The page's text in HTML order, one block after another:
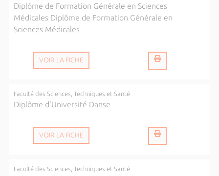
Diplôme de Formation Générale en Sciences
Médicales Diplôme de Formation Générale en
Sciences Médicales
VOIR LA FICHE
Faculté des Sciences, Techniques et Santé
Diplôme d'Université Danse
VOIR LA FICHE
Faculté des Sciences, Techniques et Santé